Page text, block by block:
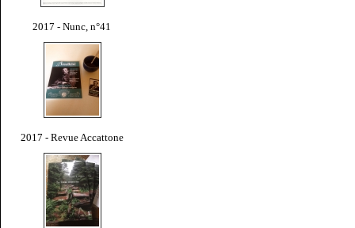
2017 - Nunc, n°41
2017 - Revue Accattone